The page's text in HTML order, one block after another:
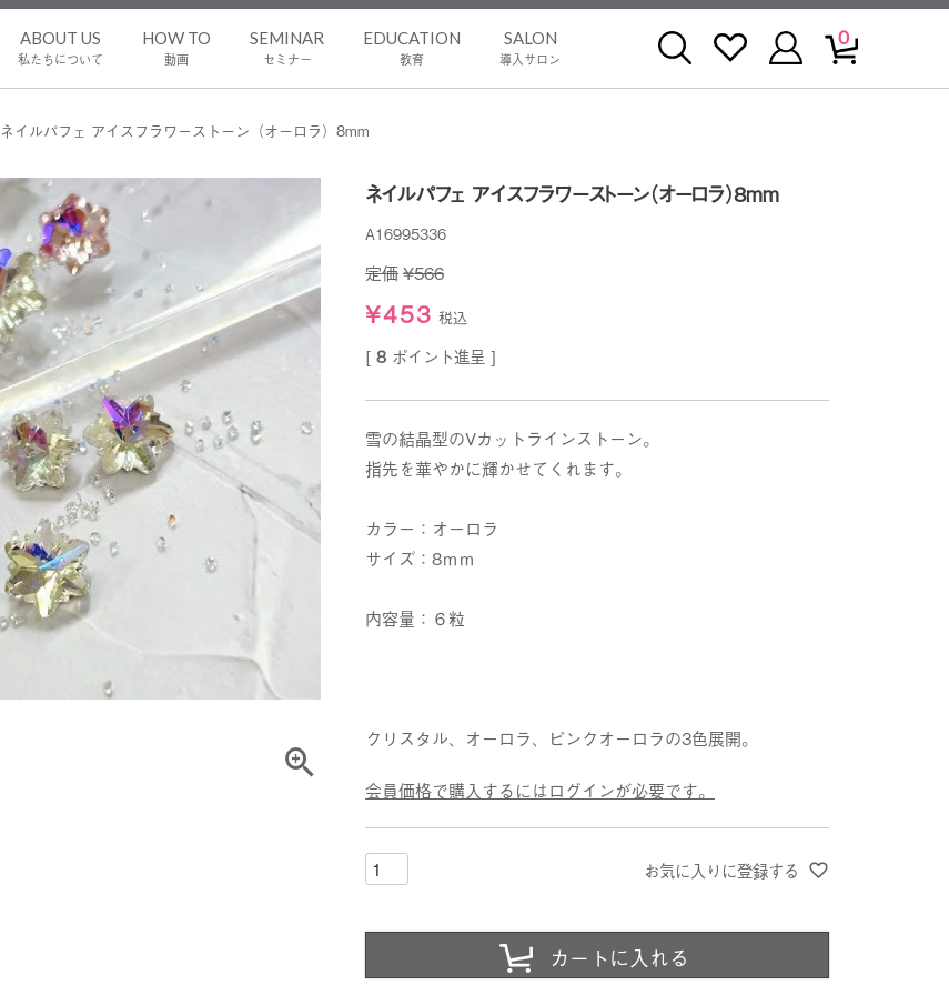
ABOUT US
私たちについて
HOW TO
動画
SEMINAR
セミナー
EDUCATION
教育
SALON
導入サロン
0
ネイルパフェ アイスフラワーストーン（オーロラ）8mm
ネイルパフェ アイスフラワーストーン（オーロラ）8mm
A16995336
定価¥566
¥453 税込
[ 8 ポイント進呈 ]
雪の結晶型のVカットラインストーン。
指先を華やかに輝かせてくれます。
カラー：オーロラ
サイズ：8ｍｍ
内容量：６粒
クリスタル、オーロラ、ピンクオーロラの3色展開。
会員価格で購入するにはログインが必要です。
お気に入りに登録する
カートに入れる